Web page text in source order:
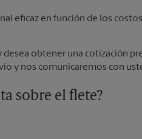
eficaz en función de los costos
desea obtener una cotización
y nos comunicaremos con
sobre el flete?